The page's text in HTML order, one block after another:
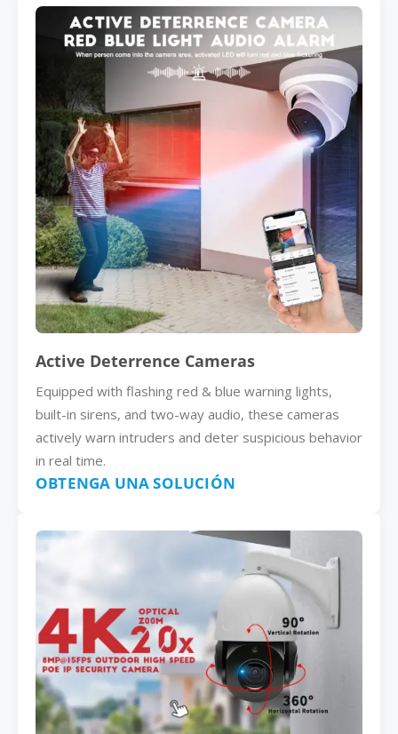
Active Deterrence Cameras
Equipped with flashing red & blue warning lights,
built-in sirens, and two-way audio, these cameras
actively warn intruders and deter suspicious behavior
in real time.
OBTENGA UNA SOLUCIÓN